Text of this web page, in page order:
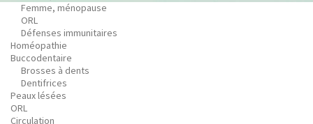
Femme, ménopause
ORL
Défenses immunitaires
Homéopathie
Buccodentaire
Brosses à dents
Dentifrices
Peaux lésées
ORL
Circulation